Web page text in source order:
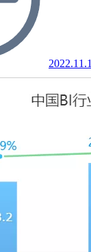
2022.11.1